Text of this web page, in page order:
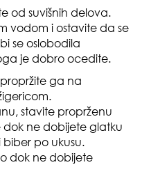
od suvišnih delova.
vodom i ostavite da se
se oslobodila
je dobro ocedite.
ga na
stavite proprženu
dok ne dobijete glatku
biber po ukusu.
dok ne dobijete